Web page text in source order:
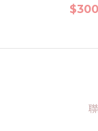
$300